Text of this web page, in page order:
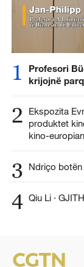
1
Profesori
krijojnë
2
Ekspozita
produktet
kino-europian
3 Ndriço
4 Qiu Li ·